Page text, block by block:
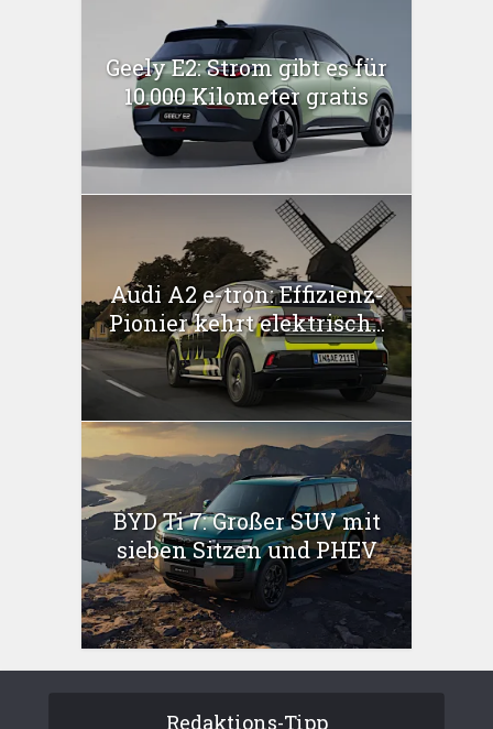
Geely E2: Strom gibt es für
10.000 Kilometer gratis
Audi A2 e-tron: Effizienz-
Pionier kehrt elektrisch...
BYD Ti 7: Großer SUV mit
sieben Sitzen und PHEV
Redaktions-Tipp